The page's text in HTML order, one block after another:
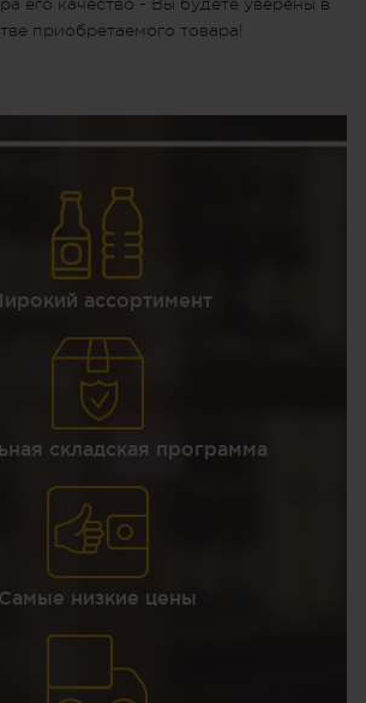
приобретаемого товара!
ассортимент
складская программа
Самые низкие цены